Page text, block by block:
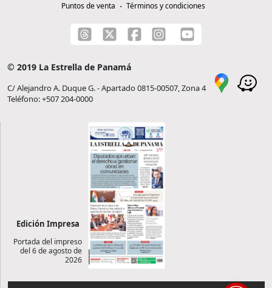
Puntos de venta
Términos y condiciones
© 2019 La Estrella de Panamá
C/ Alejandro A. Duque G. - Apartado 0815-00507, Zona 4
Teléfono: +507 204-0000
Edición Impresa
Portada del impreso
del 6 de agosto de
2026